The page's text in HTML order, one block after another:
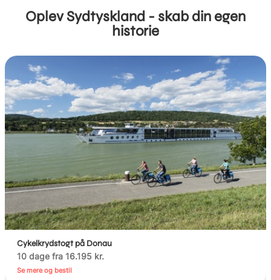
Oplev Sydtyskland - skab din egen
historie
Cykelkrydstogt på Donau
10 dage fra 16.195 kr.
Se mere og bestil